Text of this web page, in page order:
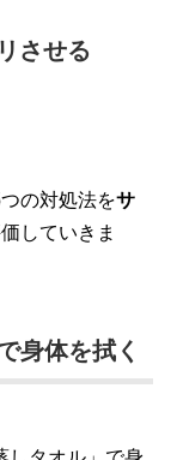
させる
の対処法をサ
していきま
身体を拭く